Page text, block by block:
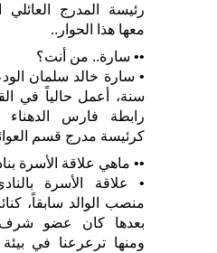
رئيسة المدرج العائلي
معها هذا الحوار..
•• سارة.. من أنت؟
سنة، أعمل حالياً في
رابطة فارس الدهناء
كرئيسة مدرج قسم
•• ماهي علاقة الأسرة
• علاقة الأسرة
منصب الوالد سابقاً،
بعدها كان عضو شرف،
ومنها ترعرعنا في بيئة